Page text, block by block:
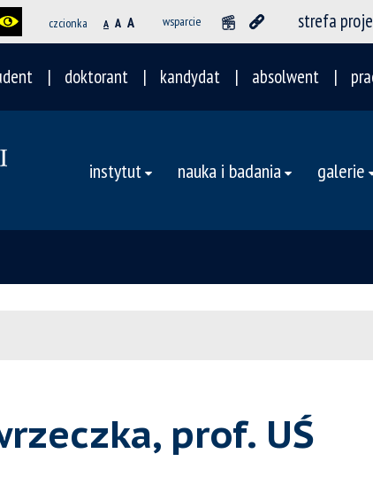
czcionka A A A wsparcie strefa
doktorant kandydat absolwent
instytut nauka i badania galerie
prof. UŚ